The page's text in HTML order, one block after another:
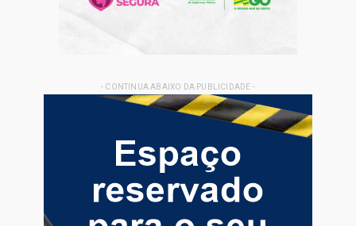
- CONTINUA ABAIXO DA PUBLICIDADE -